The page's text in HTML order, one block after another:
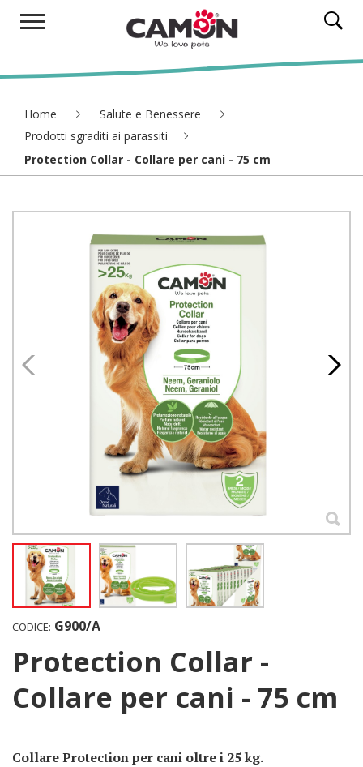
Home
Salute e Benessere
Prodotti sgraditi ai parassiti
Protection Collar - Collare per cani - 75 cm
CODICE: G900/A
Protection Collar -
Collare per cani - 75 cm
Collare Protection per cani oltre i 25 kg.